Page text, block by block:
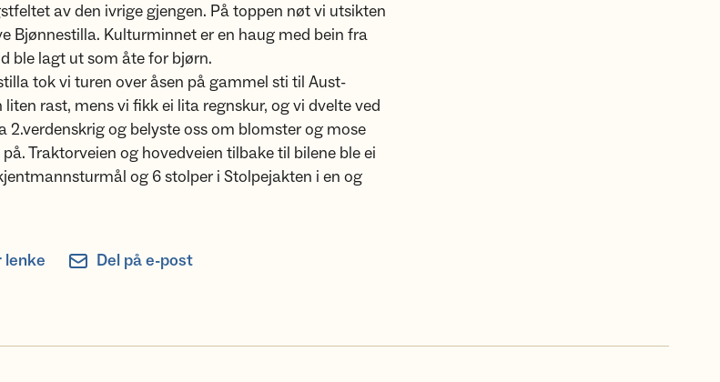
av den ivrige gjengen. På toppen nøt vi utsikten
Bjønnestilla. Kulturminnet er en haug med bein fra
ble lagt ut som åte for bjørn.
tok vi turen over åsen på gammel sti til Aust-
rast, mens vi fikk ei lita regnskur, og vi dvelte ved
2.verdenskrig og belyste oss om blomster og mose
Traktorveien og hovedveien tilbake til bilene ble ei
og 6 stolper i Stolpejakten i en og
lenke Del på e-post